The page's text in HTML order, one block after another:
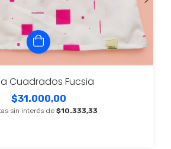
Cuadrados Fucsia
$31.000,00
sin interés de $10.333,33